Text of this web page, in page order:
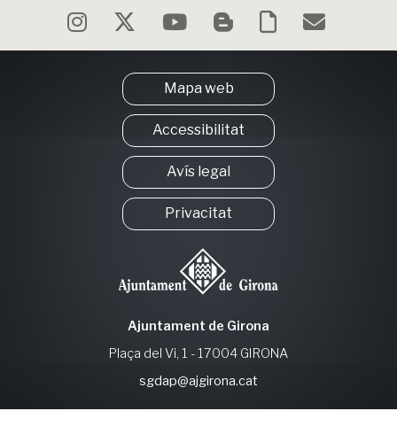
Mapa web
Accessibilitat
Avís legal
Privacitat
Ajuntament de Girona
Plaça del Vi, 1 - 17004 GIRONA
sgdap@ajgirona.cat